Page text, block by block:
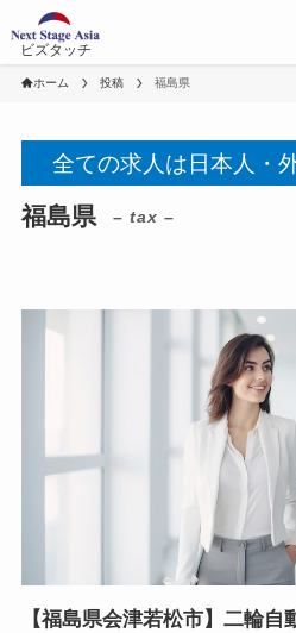
ビズタッチ
ホーム 投稿 福島県
全ての求人は日本人・
福島県 – tax –
【福島県会津若松市】二輪